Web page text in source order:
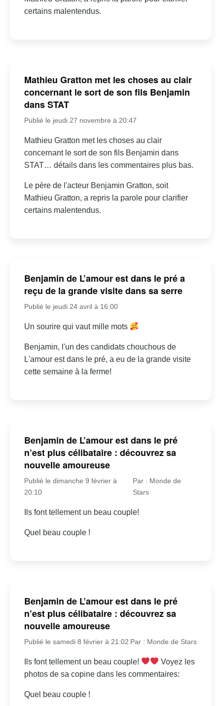
certains malentendus.
Mathieu Gratton met les choses au clair
concernant le sort de son fils Benjamin
dans STAT
Publié le jeudi 27 novembre à 20:47
Mathieu Gratton met les choses au clair
concernant le sort de son fils Benjamin dans
STAT… détails dans les commentaires plus bas.
Le père de l'acteur Benjamin Gratton, soit
Mathieu Gratton, a repris la parole pour clarifier
certains malentendus.
Benjamin de L’amour est dans le pré a
reçu de la grande visite dans sa serre
Publié le jeudi 24 avril à 16:00
Un sourire qui vaut mille mots
Benjamin, l'un des candidats chouchous de
L'amour est dans le pré, a eu de la grande visite
cette semaine à la ferme!
Benjamin de L’amour est dans le pré
n’est plus célibataire : découvrez sa
nouvelle amoureuse
Publié le dimanche 9 février à
20:10
Par : Monde de
Stars
Ils font tellement un beau couple!
Quel beau couple !
Benjamin de L’amour est dans le pré
n’est plus célibataire : découvrez sa
nouvelle amoureuse
Publié le samedi 8 février à 21:02 Par : Monde de Stars
Ils font tellement un beau couple!
Voyez les
photos de sa copine dans les commentaires:
Quel beau couple !